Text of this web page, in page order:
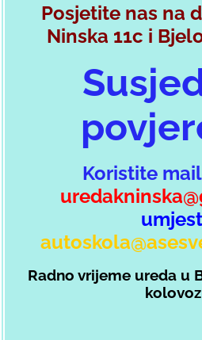
Postani član
Želim se učlaniti preko
Posjetite nas na
Ninska 11c i
Koristite
Radno vrijeme ureda u